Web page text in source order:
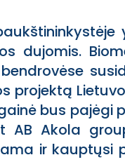
dujomis.
projektą
bus pajėgi
AB Akola
ir kauptųsi